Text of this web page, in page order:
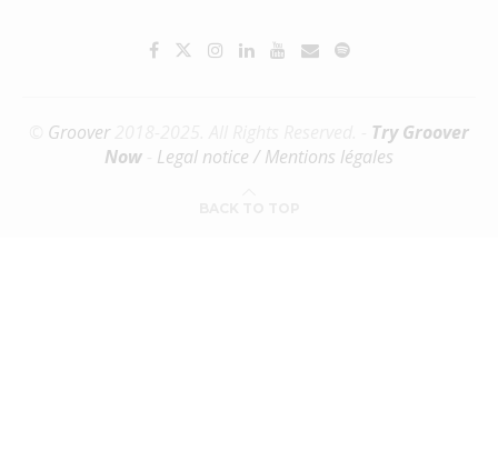
Groover2018-2025. All Rights Reserved. - Try Groover
Now
Legal notice / Mentions légales